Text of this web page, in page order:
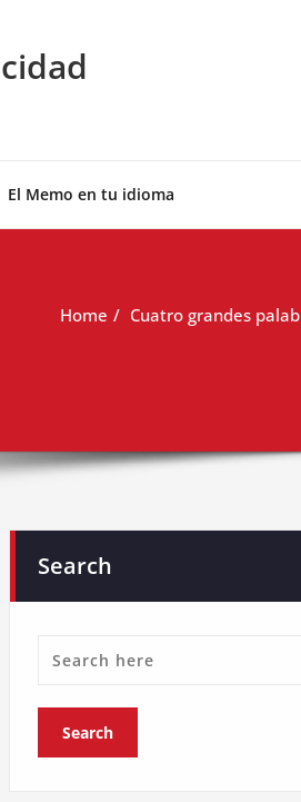
El Memo en tu idioma
Home Cuatro grandes
Search